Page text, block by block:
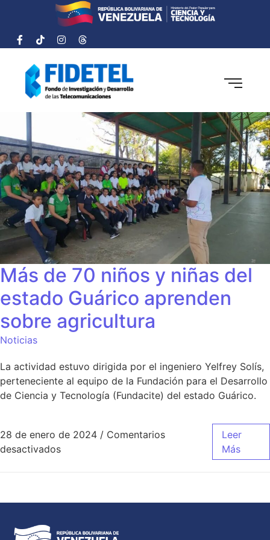
Más de 70 niños y niñas del
estado Guárico aprenden
sobre agricultura
Noticias
La actividad estuvo dirigida por el ingeniero Yelfrey Solís,
perteneciente al equipo de la Fundación para el Desarrollo
de Ciencia y Tecnología (Fundacite) del estado Guárico.
28 de enero de 2024 / Comentarios
desactivados
Leer
Más